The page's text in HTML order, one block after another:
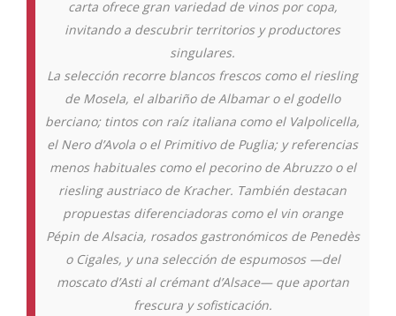
carta ofrece gran variedad de vinos por copa,
invitando a descubrir territorios y productores
singulares.
La selección recorre blancos frescos como el riesling
de Mosela, el albariño de Albamar o el godello
berciano; tintos con raíz italiana como el Valpolicella,
el Nero d’Avola o el Primitivo de Puglia; y referencias
menos habituales como el pecorino de Abruzzo o el
riesling austriaco de Kracher. También destacan
propuestas diferenciadoras como el vin orange
Pépin de Alsacia, rosados gastronómicos de Penedès
o Cigales, y una selección de espumosos —del
moscato d’Asti al crémant d’Alsace— que aportan
frescura y sofisticación.